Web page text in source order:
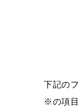
下記の
※の項目